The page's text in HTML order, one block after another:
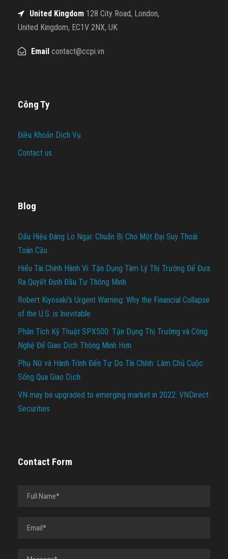
United Kingdom 128 City Road, London,
United Kingdom, EC1V 2NX, UK
Email contact@ccpi.vn
Công Ty
Điều Khoản Dịch Vụ
Contact us
Blog
Dấu Hiệu Đáng Lo Ngại: Chuẩn Bị Cho Một Đại Suy Thoái
Toàn Cầu
Hiểu Tài Chính Hành Vi: Tận Dụng Tâm Lý Thị Trường Để Đưa
Ra Quyết Định Đầu Tư Thông Minh
Robert Kiyosaki’s Urgent Warning: Why the Financial Collapse
of the U.S. is Inevitable
Phân Tích Kỹ Thuật SPX500: Tận Dụng Thị Trường và Công
Nghệ Để Giao Dịch Thông Minh Hơn
Phụ Nữ và Hành Trình Đến Tự Do Tài Chính: Làm Chủ Cuộc
Sống Qua Giao Dịch
VN may be upgraded to emerging market in 2022: VNDirect
Securities
Contact Form